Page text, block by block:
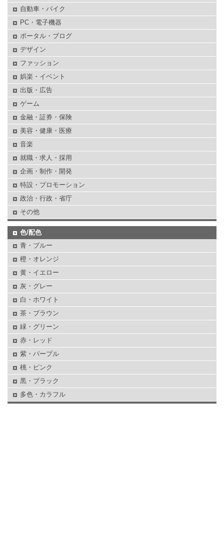
自動車・バイク
PC・電子機器
ポータル・ブログ
デザイン
ファッション
娯楽・イベント
出版・広告
ゲーム
金融・証券・保険
美容・健康・医療
音楽
就職・求人・採用
企画・制作・開発
特設・プロモーション
政治・行政・省庁
その他
色/配色
青・ブルー
橙・オレンジ
黄・イエロー
灰・グレー
白・ホワイト
茶・ブラウン
緑・グリーン
赤・レッド
紫・パープル
桃・ピンク
黒・ブラック
多色・カラフル